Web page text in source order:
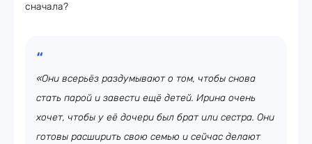
сначала?
«Они всерьёз раздумывают о том, чтобы снова
стать парой и завести ещё детей. Ирина очень
хочет, чтобы у её дочери был брат или сестра. Они
готовы расширить свою семью и сейчас делают